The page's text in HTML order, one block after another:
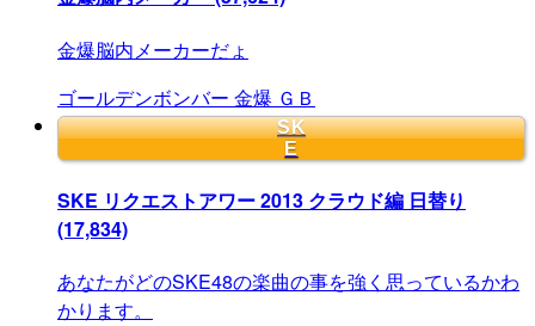
金爆脳内メーカーだょ
ゴールデンボンバー 金爆 ＧＢ
SK
E
SKE リクエストアワー 2013 クラウド編 日替り
(17,834)
あなたがどのSKE48の楽曲の事を強く思っているかわ
かります。